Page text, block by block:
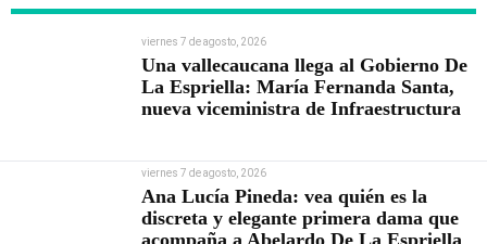
viernes 7 de agosto, 2026
Una vallecaucana llega al Gobierno De
La Espriella: María Fernanda Santa,
nueva viceministra de Infraestructura
viernes 7 de agosto, 2026
Ana Lucía Pineda: vea quién es la
discreta y elegante primera dama que
acompaña a Abelardo De La Espriella